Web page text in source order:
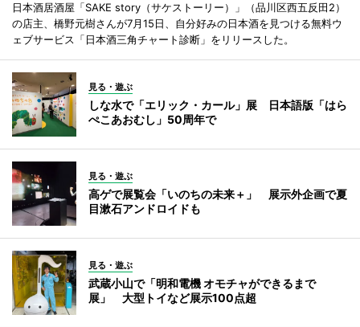
日本酒居酒屋「SAKE story（サケストーリー）」（品川区西五反田2）
の店主、橋野元樹さんが7月15日、自分好みの日本酒を見つける無料ウ
ェブサービス「日本酒三角チャート診断」をリリースした。
見る・遊ぶ
しな水で「エリック・カール」展 日本語版「はら
ぺこあおむし」50周年で
見る・遊ぶ
高ゲで展覧会「いのちの未来＋」 展示外企画で夏
目漱石アンドロイドも
見る・遊ぶ
武蔵小山で「明和電機 オモチャができるまで
展」 大型トイなど展示100点超